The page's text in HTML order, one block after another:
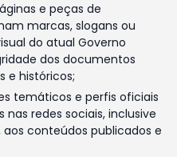
e peças de
marcas, slogans ou
do atual Governo
dos documentos
e históricos;
temáticos e perfis oficiais
redes sociais, inclusive
conteúdos publicados e